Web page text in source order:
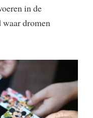
in de
waar dromen